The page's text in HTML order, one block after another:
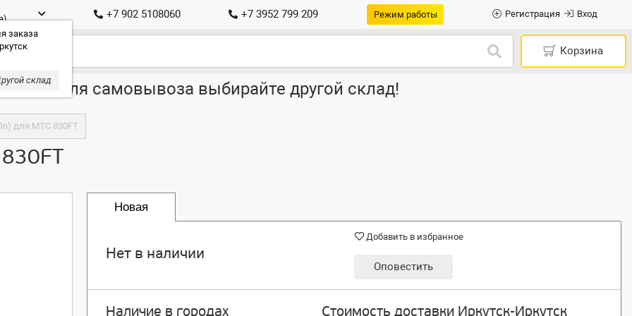
заказа
склад
+7 902 5108060 +7 3952 799 209 Режим работы Регистрация Вход
Корзина
для самовывоза выбирайте другой склад!
для МТС 830FT
Новая
Нет в наличии
Добавить в избранное
Оповестить
Наличие в городах Стоимость доставки Иркутск-Иркутск